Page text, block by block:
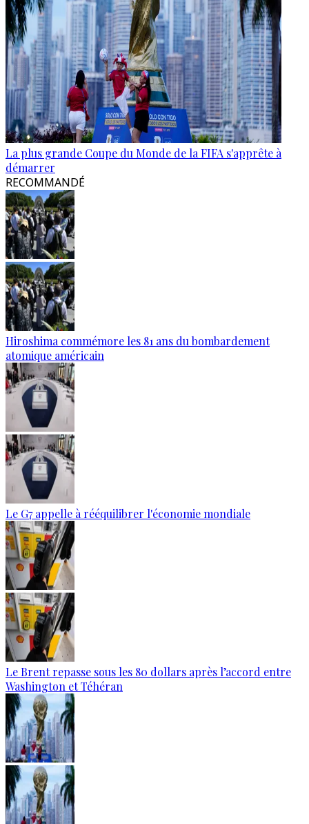
La plus grande Coupe du Monde de la FIFA s'apprête à
démarrer
RECOMMANDÉ
Hiroshima commémore les 81 ans du bombardement
atomique américain
Le G7 appelle à rééquilibrer l'économie mondiale
Le Brent repasse sous les 80 dollars après l’accord entre
Washington et Téhéran